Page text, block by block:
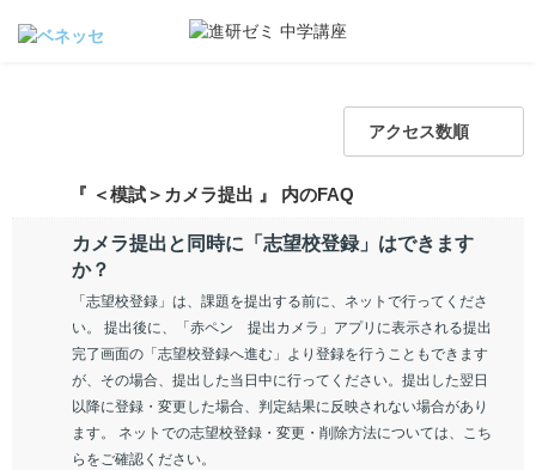
アクセス数順
『 ＜模試＞カメラ提出 』 内のFAQ
カメラ提出と同時に「志望校登録」はできます
か？
「志望校登録」は、課題を提出する前に、ネットで行ってくださ
い。 提出後に、「赤ペン 提出カメラ」アプリに表示される提出
完了画面の「志望校登録へ進む」より登録を行うこともできます
が、その場合、提出した当日中に行ってください。提出した翌日
以降に登録・変更した場合、判定結果に反映されない場合があり
ます。 ネットでの志望校登録・変更・削除方法については、こち
らをご確認ください。